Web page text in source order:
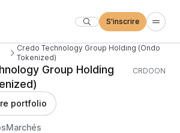
S'inscrire
Credo Technology Group Holding (Ondo
Tokenized)
Group Holding
CRDOON
portfolio
Marchés